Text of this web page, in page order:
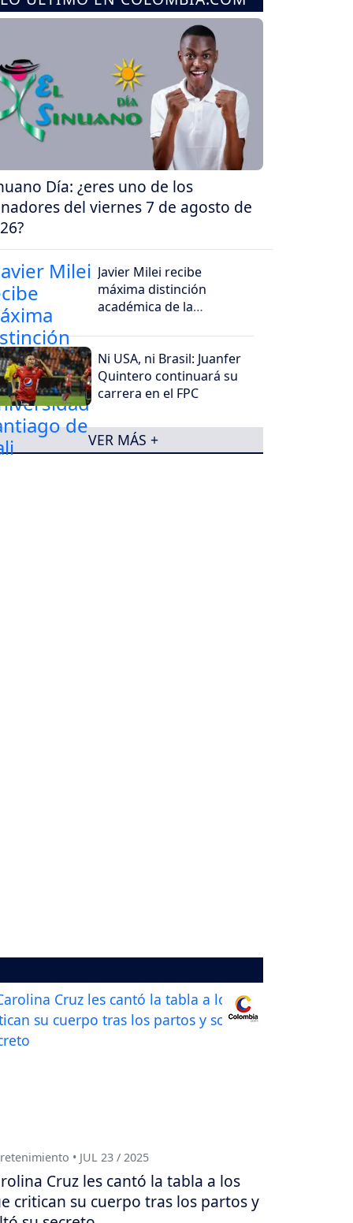
Día: ¿eres uno de los
del viernes 7 de agosto de
Javier Milei recibe
máxima distinción
académica de la
Cali
Ni USA, ni Brasil: Juanfer
Quintero continuará su
carrera en el FPC
VER MÁS +
• JUL 23 / 2025
Cruz les cantó la tabla a los
critican su cuerpo tras los partos y